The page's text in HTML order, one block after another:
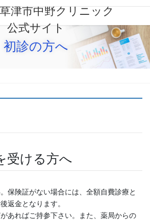
初診の方へ
受ける方へ
保険証がない場合には、全額自費診療と
返金となります。
あればご持参下さい。また、薬局からの